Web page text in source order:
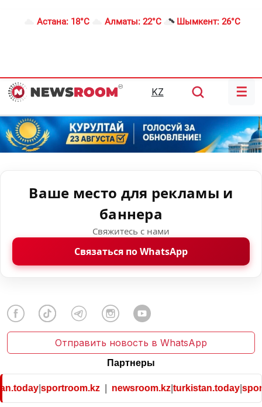
Астана: 18°C Алматы: 22°C Шымкент: 26°C
KZ ☰
Ваше место для рекламы и
баннера
Свяжитесь с нами
Связаться по WhatsApp
Отправить новость в WhatsApp
Партнеры
|sportroom.kz| newsroom.kz|turkistan.today|